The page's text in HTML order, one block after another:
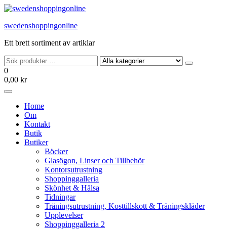
Hoppa
innehållet
swedenshoppingonline
Ett brett sortiment av artiklar
0
0,00 kr
Home
Om
Kontakt
Butik
Butiker
Böcker
Glasögon, Linser och Tillbehör
Kontorsutrustning
Shoppinggalleria
Skönhet & Hälsa
Tidningar
Träningsutrustning, Kosttillskott & Träningskläder
Upplevelser
Shoppinggalleria 2